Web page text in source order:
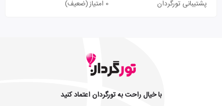
پشتیبانی تورگردان
0 امتیاز (ضعیف)
با خیال راحت به تورگردان اعتماد کنید